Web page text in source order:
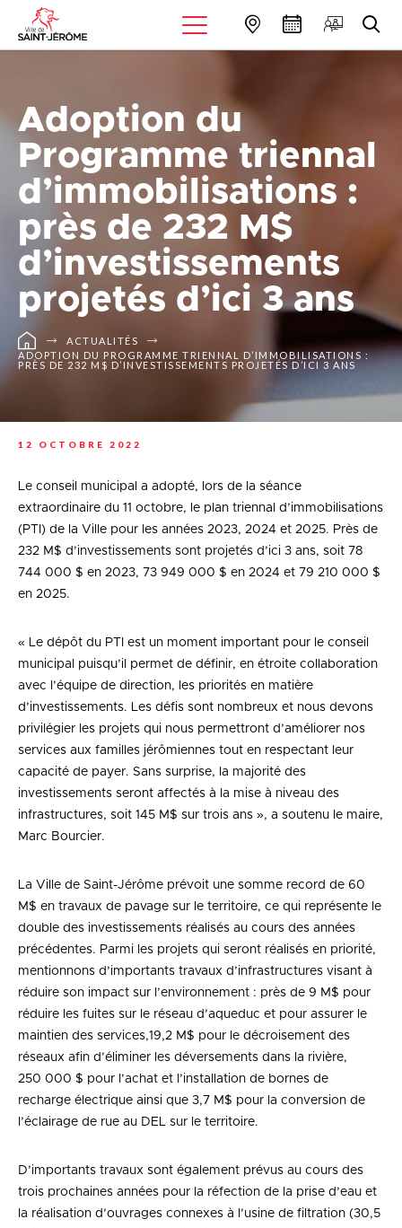
Adoption du
Programme triennal
d’immobilisations :
près de 232 M$
d’investissements
projetés d’ici 3 ans
ACTUALITÉS
ADOPTION DU PROGRAMME TRIENNAL D’IMMOBILISATIONS :
PRÈS DE 232 M$ D’INVESTISSEMENTS PROJETÉS D’ICI 3 ANS
12 OCTOBRE 2022
Le conseil municipal a adopté, lors de la séance
extraordinaire du 11 octobre, le plan triennal d’immobilisations
(PTI) de la Ville pour les années 2023, 2024 et 2025. Près de
232 M$ d’investissements sont projetés d’ici 3 ans, soit 78
744 000 $ en 2023, 73 949 000 $ en 2024 et 79 210 000 $
en 2025.
« Le dépôt du PTI est un moment important pour le conseil
municipal puisqu’il permet de définir, en étroite collaboration
avec l’équipe de direction, les priorités en matière
d’investissements. Les défis sont nombreux et nous devons
privilégier les projets qui nous permettront d’améliorer nos
services aux familles jérômiennes tout en respectant leur
capacité de payer. Sans surprise, la majorité des
investissements seront affectés à la mise à niveau des
infrastructures, soit 145 M$ sur trois ans », a soutenu le maire,
Marc Bourcier.
La Ville de Saint-Jérôme prévoit une somme record de 60
M$ en travaux de pavage sur le territoire, ce qui représente le
double des investissements réalisés au cours des années
précédentes. Parmi les projets qui seront réalisés en priorité,
mentionnons d’importants travaux d’infrastructures visant à
réduire son impact sur l’environnement : près de 9 M$ pour
réduire les fuites sur le réseau d’aqueduc et pour assurer le
maintien des services,19,2 M$ pour le décroisement des
réseaux afin d’éliminer les déversements dans la rivière,
250 000 $ pour l’achat et l’installation de bornes de
recharge électrique ainsi que 3,7 M$ pour la conversion de
l’éclairage de rue au DEL sur le territoire.
D’importants travaux sont également prévus au cours des
trois prochaines années pour la réfection de la prise d’eau et
la réalisation d’ouvrages connexes à l’usine de filtration (30,5